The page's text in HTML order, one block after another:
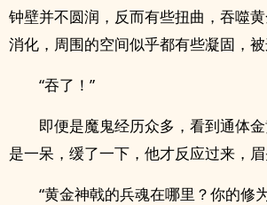
钟壁并不圆润，反而有些扭曲，吞噬
消化，周围的空间似乎都有些凝固，被
“吞了！”
即便是魔鬼经历众多，看到通体
是一呆，缓了一下，他才反应过来，眉
“黄金神戟的兵魂在哪里？你的修